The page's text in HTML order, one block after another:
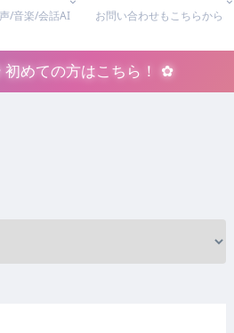
/音楽/会話AI
お問い合わせもこちらから
めての方はこちら！ ✿